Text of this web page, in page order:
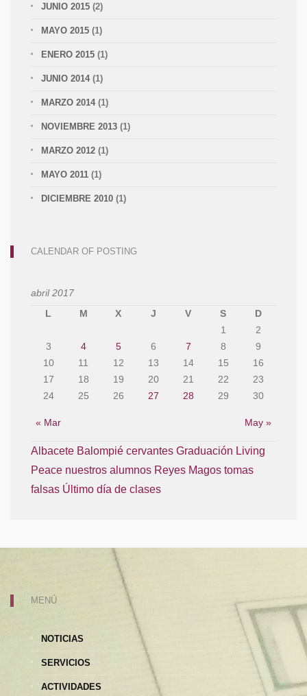
JUNIO 2015 (2)
MAYO 2015 (1)
ENERO 2015 (1)
JUNIO 2014 (1)
MARZO 2014 (1)
NOVIEMBRE 2013 (1)
MARZO 2012 (1)
MAYO 2011 (1)
DICIEMBRE 2010 (1)
CALENDAR OF POSTING
abril 2017
L
M X J V S D
« Mar May »
1
2
3
4 5 6 7 8
9
10
11 12 13 14 15
16
17
18 19 20 21 22
23
24
25 26 27 28 29 30
Albacete Balompié cervantes Graduación Living
Peace nuestros alumnos Reyes Magos tomas
falsas Último día de clases
MENÚ
NOTICIAS
SERVICIOS
ACTIVIDADES